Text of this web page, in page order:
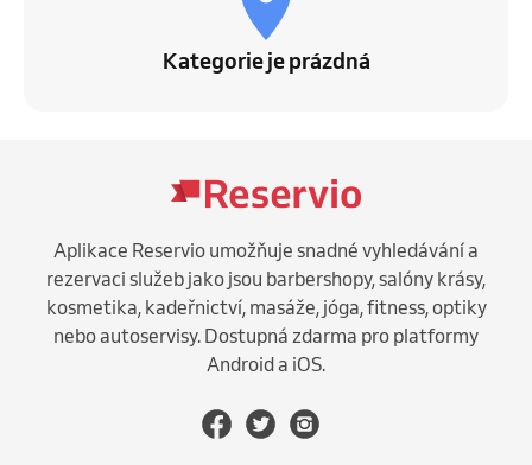
Kategorie je prázdná
Aplikace Reservio umožňuje snadné vyhledávání a
rezervaci služeb jako jsou barbershopy, salóny krásy,
kosmetika, kadeřnictví, masáže, jóga, fitness, optiky
nebo autoservisy. Dostupná zdarma pro platformy
Android a iOS.